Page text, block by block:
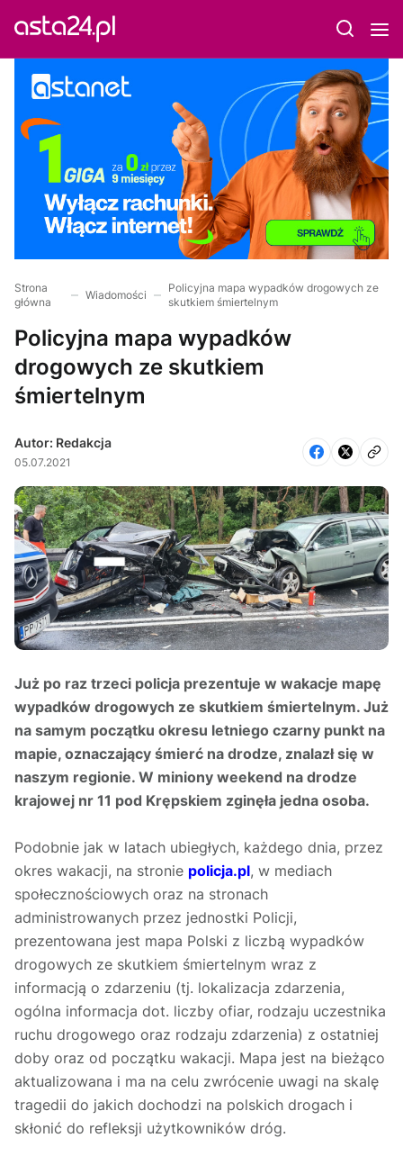
Strona
główna
Wiadomości
Policyjna mapa wypadków drogowych ze
skutkiem śmiertelnym
Policyjna mapa wypadków
drogowych ze skutkiem
śmiertelnym
Autor: Redakcja
05.07.2021
Już po raz trzeci policja prezentuje w wakacje mapę
wypadków drogowych ze skutkiem śmiertelnym. Już
na samym początku okresu letniego czarny punkt na
mapie, oznaczający śmierć na drodze, znalazł się w
naszym regionie. W miniony weekend na drodze
krajowej nr 11 pod Krępskiem zginęła jedna osoba.
Podobnie jak w latach ubiegłych, każdego dnia, przez
okres wakacji, na stronie policja.pl, w mediach
społecznościowych oraz na stronach
administrowanych przez jednostki Policji,
prezentowana jest mapa Polski z liczbą wypadków
drogowych ze skutkiem śmiertelnym wraz z
informacją o zdarzeniu (tj. lokalizacja zdarzenia,
ogólna informacja dot. liczby ofiar, rodzaju uczestnika
ruchu drogowego oraz rodzaju zdarzenia) z ostatniej
doby oraz od początku wakacji. Mapa jest na bieżąco
aktualizowana i ma na celu zwrócenie uwagi na skalę
tragedii do jakich dochodzi na polskich drogach i
skłonić do refleksji użytkowników dróg.